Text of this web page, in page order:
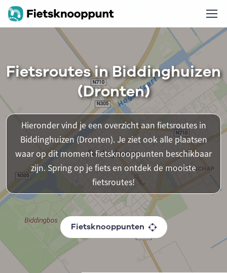
Fietsroutes in Biddinghuizen
(Dronten)
Hieronder vind je een overzicht aan fietsroutes in
Biddinghuizen (Dronten). Je ziet ook alle plaatsen
waar op dit moment fietsknooppunten beschikbaar
zijn. Spring op je fiets en ontdek de mooiste
fietsroutes!
Fietsknooppunten